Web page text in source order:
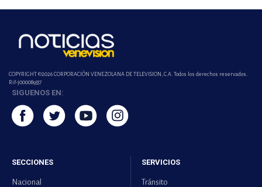
COPYRIGHT ©2026 CORPORACIÓN VENEZOLANA DE TELEVISION, C.A. Todos los derechos reservados.
Rif-j000089337
SIGUENOS EN:
SECCIONES
Nacional
SERVICIOS
Tránsito